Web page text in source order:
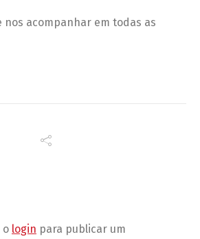
nos acompanhar em todas as
o login para publicar um